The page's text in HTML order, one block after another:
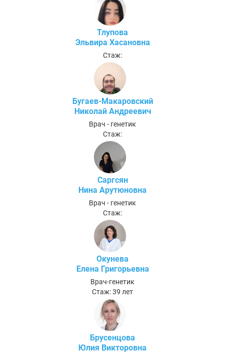
Тлупова
Эльвира Хасановна
Стаж:
Бугаев-Макаровский
Николай Андреевич
Врач - генетик
Стаж:
Саргсян
Нина Арутюновна
Врач - генетик
Стаж:
Окунева
Елена Григорьевна
Врач-генетик
Стаж: 39 лет
Брусенцова
Юлия Викторовна